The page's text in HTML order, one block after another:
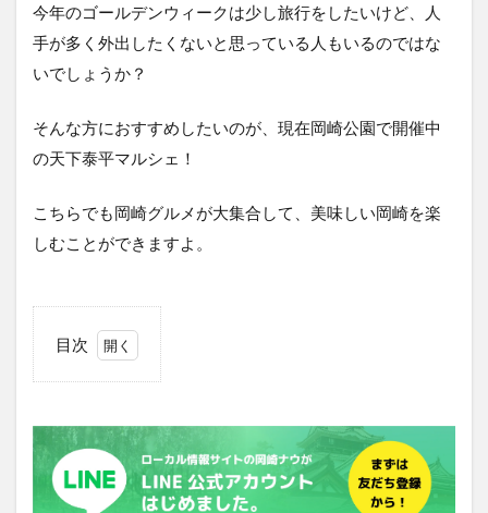
今年のゴールデンウィークは少し旅行をしたいけど、人
手が多く外出したくないと思っている人もいるのではな
いでしょうか？
そんな方におすすめしたいのが、現在岡崎公園で開催中
の天下泰平マルシェ！
こちらでも岡崎グルメが大集合して、美味しい岡崎を楽
しむことができますよ。
目次
ルメ
が大
合！